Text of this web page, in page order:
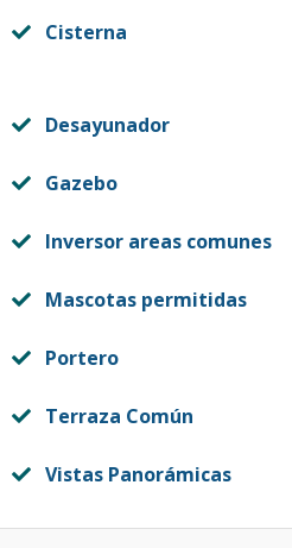
Cisterna
Desayunador
Gazebo
Inversor areas comunes
Mascotas permitidas
Portero
Terraza Común
Vistas Panorámicas